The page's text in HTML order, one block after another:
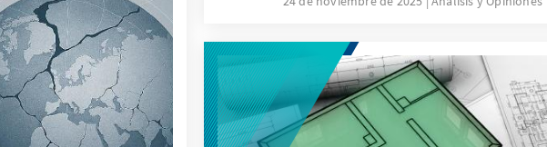
zu entwickeln oder
dass sie als
Südchinesischen Meer demonstriert China, wie
Recht zur Machtfrage wird. Beide Fälle
verdeutlichen: Wo das Seerecht
geraten Europas Sicherheit,
die regelbasierte Ordnung ins Wanken.